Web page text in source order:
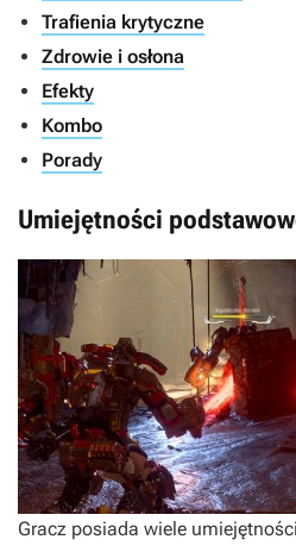
Trafienia krytyczne
Zdrowie i osłona
Efekty
Kombo
Porady
Umiejętności
Gracz posiada wiele